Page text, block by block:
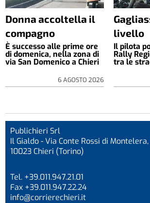
Donna accoltella il
compagno
È successo alle prime ore
di domenica, nella zona di
via San Domenico a Chieri
6 AGOSTO 2026
livello
Il pilota
Rally
tra le
Publichieri Srl
Il Gialdo - Via Conte Rossi di Montelera,
10023 Chieri (Torino)
Tel. +39.011.947.21.01
Fax +39.011.947.22.24
info@corrierechieri.it